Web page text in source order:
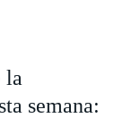
la
semana: